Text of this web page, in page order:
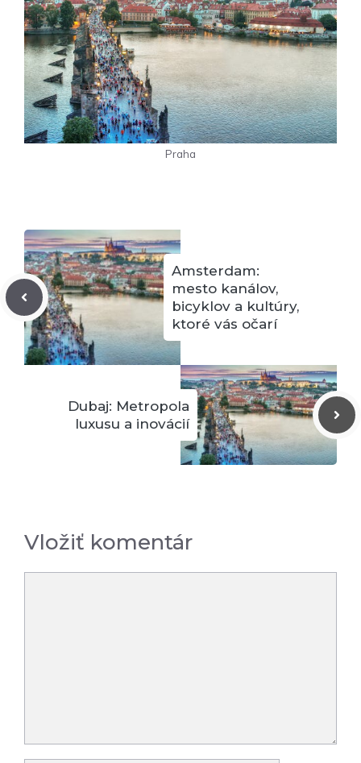
Praha
Amsterdam:
mesto kanálov,
bicyklov a kultúry,
ktoré vás očarí
Dubaj: Metropola
luxusu a inovácií
Vložiť komentár